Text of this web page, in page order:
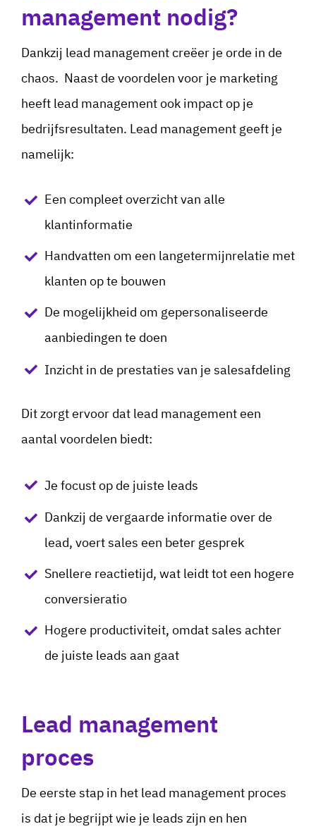
management nodig?
Dankzij lead management creëer je orde in de
chaos. Naast de voordelen voor je marketing
heeft lead management ook impact op je
bedrijfsresultaten. Lead management geeft je
namelijk:
Een compleet overzicht van alle
klantinformatie
Handvatten om een langetermijnrelatie met
klanten op te bouwen
De mogelijkheid om gepersonaliseerde
aanbiedingen te doen
Inzicht in de prestaties van je salesafdeling
Dit zorgt ervoor dat lead management een
aantal voordelen biedt:
Je focust op de juiste leads
Dankzij de vergaarde informatie over de
lead, voert sales een beter gesprek
Snellere reactietijd, wat leidt tot een hogere
conversieratio
Hogere productiviteit, omdat sales achter
de juiste leads aan gaat
Lead management
proces
De eerste stap in het lead management proces
is dat je begrijpt wie je leads zijn en hen